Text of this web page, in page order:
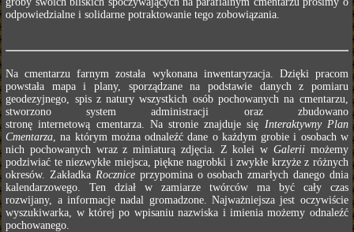
odpowiedzialne i solidarne potraktowanie tego zobowiązania.
Na cmentarzu farnym została wykonana inwentaryzacja. Dzięki pracom
powstała mapa i plany, sporządzane na podstawie danych z pomiaru
geodezyjnego, spis z natury wszystkich osób pochowanych na cmentarzu,
stworzono system administracji oraz zbudowano
stronę internetową cmentarza. Na stronie znajduje się Interaktywny Plan
Cmentarza, na którym można odnaleźć dane o każdym grobie i osobach w
nich pochowanych wraz z miniaturą zdjęcia. Z kolei w Galerii możemy
podziwiać te niezwykłe miejsca, piękne nagrobki i zwykłe krzyże z różnych
okresów. Zakładka Roczniceprzypomina o osobach zmarłych danego dnia
kalendarzowego. Ten dział w zamiarze twórców ma być cały czas
rozwijany, a informacje nadal gromadzone. Najważniejsza jest oczywiście
wyszukiwarka, w której po wpisaniu nazwiska i imienia możemy odnaleźć
pochowanego.